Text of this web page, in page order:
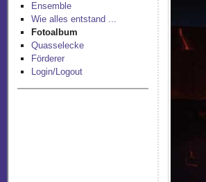
Ensemble
Wie alles entstand ...
Fotoalbum
Quasselecke
Förderer
Login/Logout